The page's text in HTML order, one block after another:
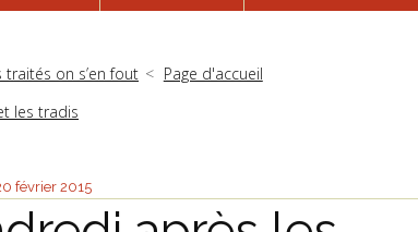
traités on s’en fout
Page d'accueil
les tradis
février 2015